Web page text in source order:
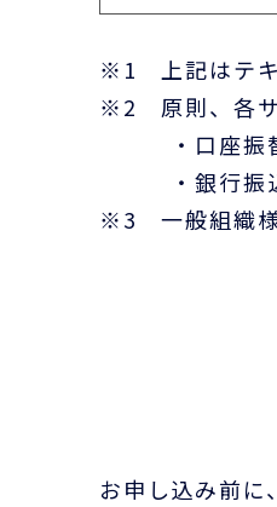
※1 上記はテキ
※2 原則、各サ
・口座振替：
・銀行振込：
※3 一般組織様
お申し込み前に